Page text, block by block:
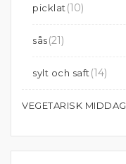
picklat (10)
sås(21)
sylt och saft (14)
VEGETARISK MIDDAG